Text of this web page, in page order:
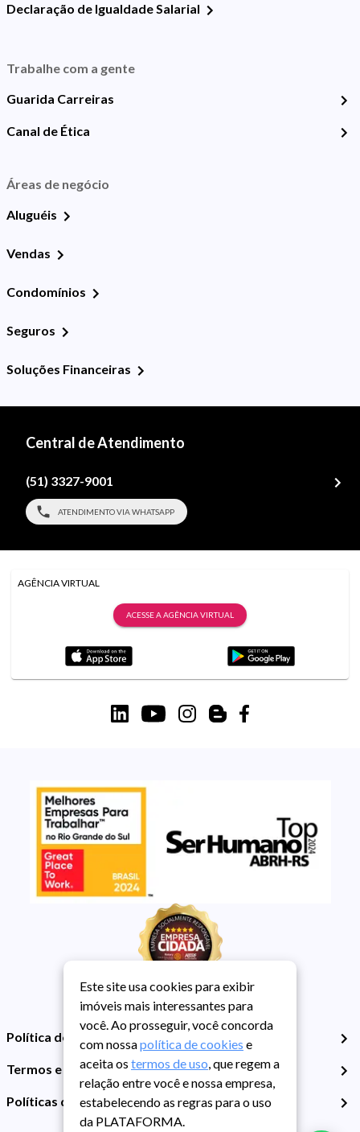
Declaração de Igualdade Salarial
Trabalhe com a gente
Guarida Carreiras
Canal de Ética
Áreas de negócio
Aluguéis
Vendas
Condomínios
Seguros
Soluções Financeiras
Central de Atendimento
(51) 3327-9001
ATENDIMENTO VIA WHATSAPP
AGÊNCIA VIRTUAL
ACESSE A AGÊNCIA VIRTUAL
Política de Privacidade
Termos e Condições de Uso
Políticas de Cookies
Este site usa cookies para exibir
imóveis mais interessantes para
você. Ao prosseguir, você concorda
com nossapolítica de cookies e
aceita os termos de uso, que regem a
relação entre você e nossa empresa,
estabelecendo as regras para o uso
da PLATAFORMA.